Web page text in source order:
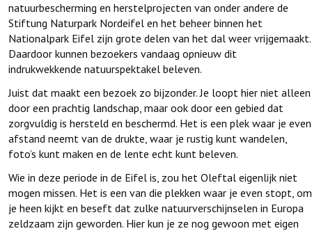
natuurbescherming en herstelprojecten van onder andere de
Stiftung Naturpark Nordeifel en het beheer binnen het
Nationalpark Eifel zijn grote delen van het dal weer vrijgemaakt.
Daardoor kunnen bezoekers vandaag opnieuw dit
indrukwekkende natuurspektakel beleven.
Juist dat maakt een bezoek zo bijzonder. Je loopt hier niet alleen
door een prachtig landschap, maar ook door een gebied dat
zorgvuldig is hersteld en beschermd. Het is een plek waar je even
afstand neemt van de drukte, waar je rustig kunt wandelen,
foto’s kunt maken en de lente echt kunt beleven.
Wie in deze periode in de Eifel is, zou het Oleftal eigenlijk niet
mogen missen. Het is een van die plekken waar je even stopt, om
je heen kijkt en beseft dat zulke natuurverschijnselen in Europa
zeldzaam zijn geworden. Hier kun je ze nog gewoon met eigen